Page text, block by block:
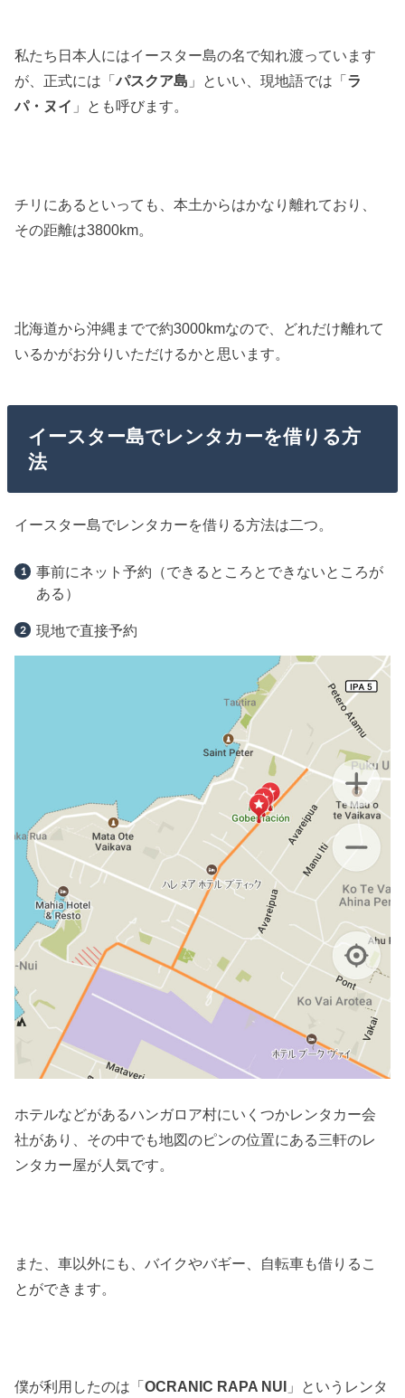
私たち日本人にはイースター島の名で知れ渡っています
が、正式には「パスクア島 」といい、現地語では「 ラ
パ・ヌイ 」とも呼びます。
チリにあるといっても、本土からはかなり離れており、
その距離は3800km。
北海道から沖縄までで約3000kmなので、どれだけ離れて
いるかがお分りいただけるかと思います。
イースター島でレンタカーを借りる方
法
イースター島でレンタカーを借りる方法は二つ。
事前にネット予約（できるところとできないところが
ある）
現地で直接予約
ホテルなどがあるハンガロア村にいくつかレンタカー会
社があり、その中でも地図のピンの位置にある三軒のレ
ンタカー屋が人気です。
また、車以外にも、バイクやバギー、自転車も借りるこ
とができます。
僕が利用したのは「OCRANIC RAPA NUI 」というレンタ